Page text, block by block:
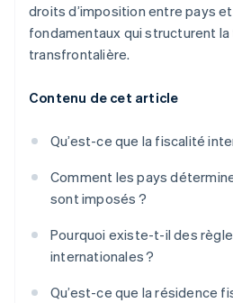
droits d’imposition entre pays
fondamentaux qui structurent
transfrontalière.
Contenu de cet article
Qu’est-ce que la fiscalité
Comment les pays
sont imposés ?
Pourquoi existe-t-il des
internationales ?
Qu’est-ce que la résidence